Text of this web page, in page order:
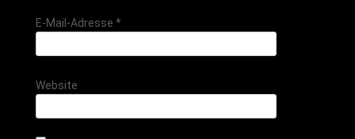
E-Mail-Adresse *
Website